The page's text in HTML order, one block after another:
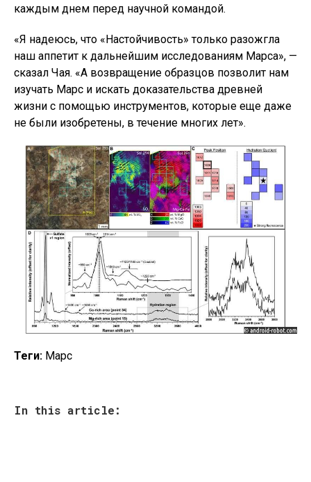
каждым днем ​​перед научной командой.
«Я надеюсь, что «Настойчивость» только разожгла
наш аппетит к дальнейшим исследованиям Марса», —
сказал Чая. «А возвращение образцов позволит нам
изучать Марс и искать доказательства древней
жизни с помощью инструментов, которые еще даже
не были изобретены, в течение многих лет».
Теги: Марс
In this article: